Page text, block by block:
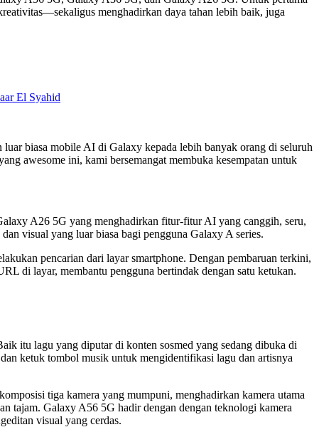
menghadirkan daya tahan lebih baik, juga
El Syahid
biasa mobile AI di Galaxy kepada lebih banyak orang di seluruh
awesome ini, kami bersemangat membuka kesempatan untuk
A26 5G yang menghadirkan fitur-fitur AI yang canggih, seru,
visual yang luar biasa bagi pengguna Galaxy A series.
pencarian dari layar smartphone. Dengan pembaruan terkini,
di layar, membantu pengguna bertindak dengan satu ketukan.
itu lagu yang diputar di konten sosmed yang sedang dibuka di
ketuk tombol musik untuk mengidentifikasi lagu dan artisnya
tiga kamera yang mumpuni, menghadirkan kamera utama
tajam. Galaxy A56 5G hadir dengan dengan teknologi kamera
visual yang cerdas.